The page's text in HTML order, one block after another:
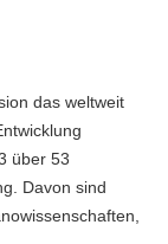
das weltweit
über 53
Davon sind